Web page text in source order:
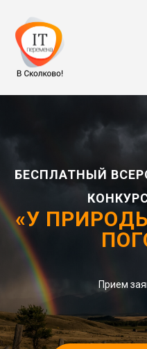
БЕСПЛАТНЫЙ
«У
Прием